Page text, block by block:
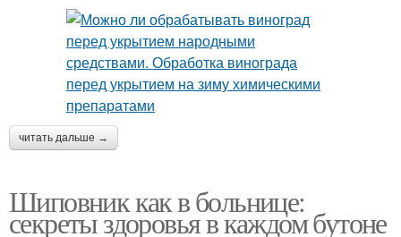
читать дальше →
Шиповник как в больнице:
секреты здоровья в каждом бутоне